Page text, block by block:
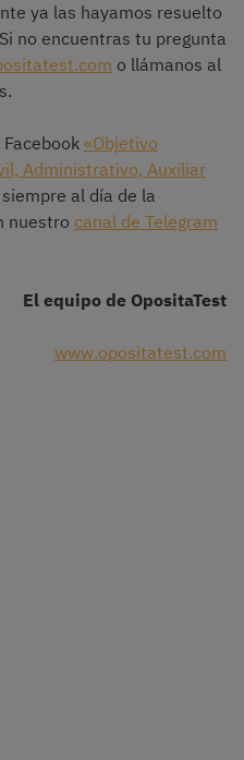
ya las hayamos resuelto
no encuentras tu pregunta
o llámanos al
«Objetivo
Administrativo, Auxiliar
al día de la
nuestro canal de Telegram
El equipo de OpositaTest
www.opositatest.com